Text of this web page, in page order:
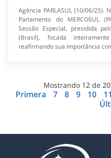
Agência PARLASUL (10/06/
Parlamento do MERCOSUL
Sessão Especial, presidida
(Brasil), focada
reafirmando sua importância
Mostrando 12 de
Primera 7 8 9 10 11